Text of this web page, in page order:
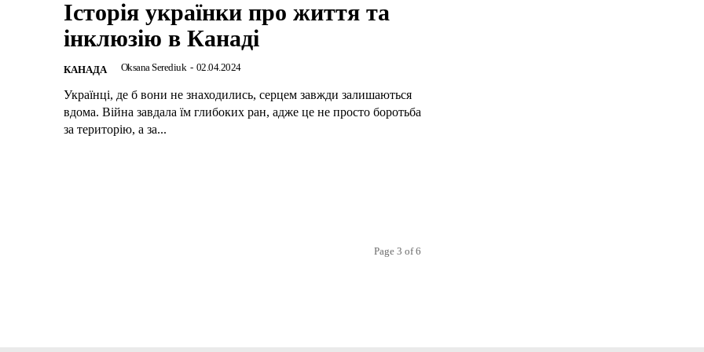
Історія українки про життя та
інклюзію в Канаді
КАНАДА Oksana Serediuk - 02.04.2024
Українці, де б вони не знаходились, серцем завжди залишаються
вдома. Війна завдала їм глибоких ран, адже це не просто боротьба
за територію, а за...
Page 3 of 6